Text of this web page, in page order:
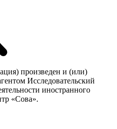
произведен и (или)
Исследовательский
иностранного
«Сова».